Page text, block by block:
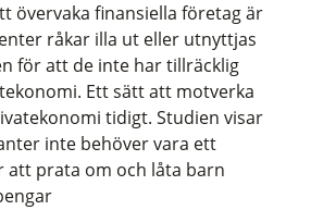
övervaka finansiella företag är
råkar illa ut eller utnyttjas
för att de inte har tillräcklig
Ett sätt att motverka
tidigt. Studien visar
inte behöver vara ett
prata om och låta barn